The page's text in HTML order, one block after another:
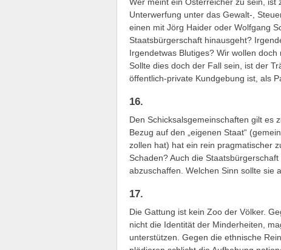
Unterwerfung unter das Gewalt-,
einen mit Jörg Haider oder Wolfgang
Staatsbürgerschaft hinausgeht?
Irgendetwas Blutiges? Wir wollen
Sollte dies doch der Fall sein, ist der
öffentlich-private Kundgebung ist, als
16.
Den Schicksalsgemeinschaften gilt es
Bezug auf den „eigenen Staat“
zollen hat) hat ein rein pragmatischer
Schaden? Auch die
abzuschaffen. Welchen Sinn sollte sie
17.
Die Gattung ist kein Zoo der Völker.
nicht die Identität der Minderheiten,
unterstützen. Gegen die ethnische